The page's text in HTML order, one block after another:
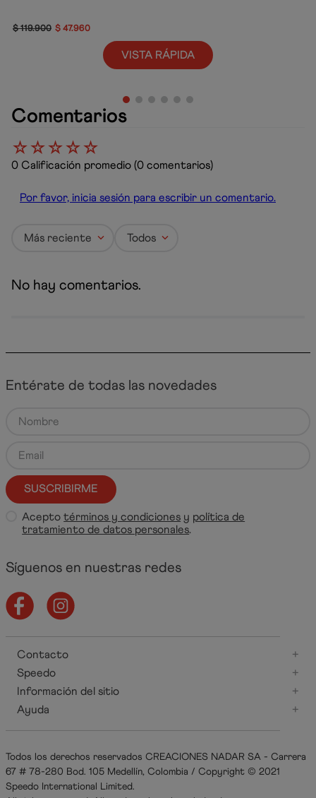
$119.900 $ 47.960
VISTA RÁPIDA
Comentarios
☆☆☆☆☆
0 Calificación promedio (0 comentarios)
Por favor, inicia sesión para escribir un comentario.
Más reciente Todos
No hay comentarios.
Entérate de todas las novedades
SUSCRIBIRME
Aceptotérminos y condiciones y política de
tratamiento de datos personales.
Síguenos en nuestras redes
Contacto
+
Speedo
+
Información del sitio
+
Ayuda
+
Todos los derechos reservados CREACIONES NADAR SA - Carrera
67 # 78-280 Bod. 105 Medellín, Colombia / Copyright © 2021
Speedo International Limited.